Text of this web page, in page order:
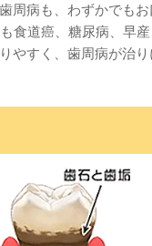
病も、わずかでも
道癌、糖尿病、早
すく、歯周病が治り